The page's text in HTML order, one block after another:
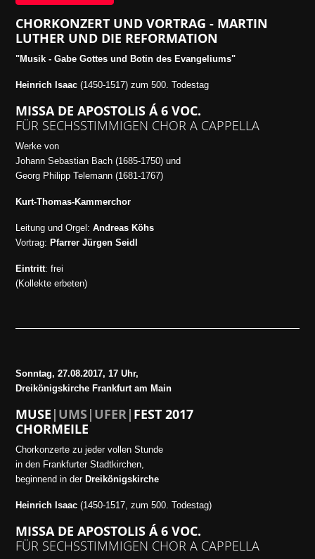
CHORKONZERT UND VORTRAG - MARTIN
LUTHER UND DIE REFORMATION
"Musik - Gabe Gottes und Botin des Evangeliums"
Heinrich Isaac (1450-1517) zum 500. Todestag
MISSA DE APOSTOLIS Á 6 VOC.
FÜR SECHSSTIMMIGEN CHOR A CAPPELLA
Werke von
Johann Sebastian Bach (1685-1750) und
Georg Philipp Telemann (1681-1767)
Kurt-Thomas-Kammerchor
Leitung und Orgel: Andreas Köhs
Vortrag: Pfarrer Jürgen Seidl
Eintritt: frei
(Kollekte erbeten)
Sonntag, 27.08.2017, 17 Uhr,
Dreikönigskirche Frankfurt am Main
MUSE |UMS|UFER| FEST 2017
CHORMEILE
Chorkonzerte zu jeder vollen Stunde
in den Frankfurter Stadtkirchen,
beginnend in der Dreikönigskirche
Heinrich Isaac (1450-1517, zum 500. Todestag)
MISSA DE APOSTOLIS Á 6 VOC.
FÜR SECHSSTIMMIGEN CHOR A CAPPELLA